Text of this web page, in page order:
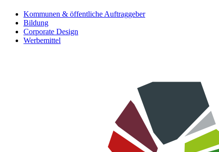
Kommunen & öffentliche Auftraggeber
Bildung
Corporate Design
Werbemittel